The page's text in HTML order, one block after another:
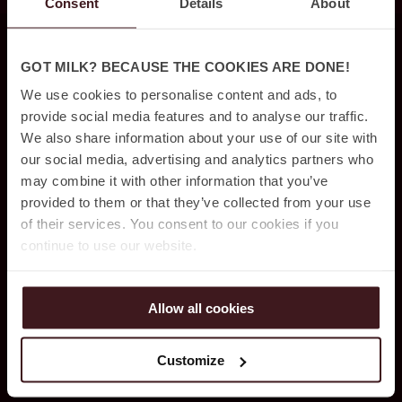
GOT MILK? BECAUSE THE COOKIES ARE DONE!
We use cookies to personalise content and ads, to
provide social media features and to analyse our traffic.
We also share information about your use of our site with
our social media, advertising and analytics partners who
may combine it with other information that you’ve
provided to them or that they’ve collected from your use
of their services. You consent to our cookies if you
continue to use our website.
Allow all cookies
Customize
HITTA OSS
Jacy’z Hotel & Resort
Drakegatan 10,
412 50 Göteborg,
031 – 350 44 10
Konferens & Event
Restauranger & Barer